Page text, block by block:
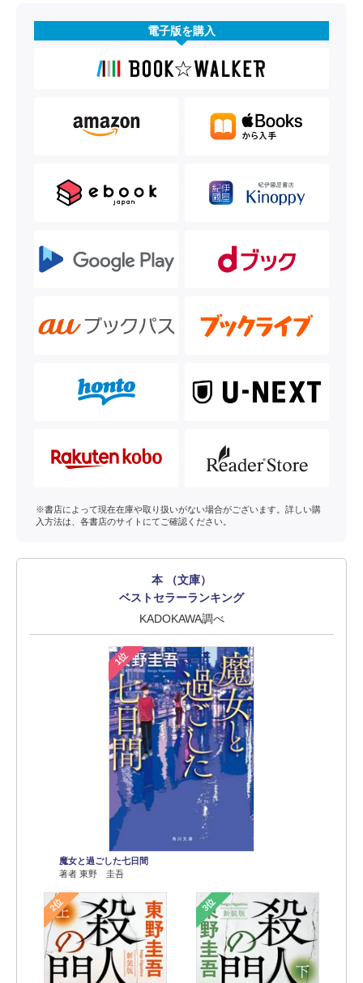
電子版を購入
※書店によって現在在庫や取り扱いがない場合がございます。詳しい購
入方法は、各書店のサイトにてご確認ください。
本 （文庫）
ベストセラーランキング
KADOKAWA調べ
1位
魔女と過ごした七日間
著者 東野 圭吾
2位 3位